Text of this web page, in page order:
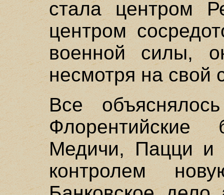
стала центром
центром
военной силы,
несмотря на свой
Все
Медичи, Пацци и
контролем